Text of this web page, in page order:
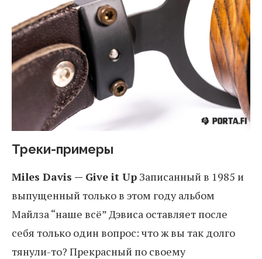
Треки-примеры
Miles Davis — Give it Up Записанный в 1985 и
выпущенный только в этом году альбом
Майлза “наше всё” Дэвиса оставляет после
себя только один вопрос: что ж вы так долго
тянули-то? Прекрасный по своему